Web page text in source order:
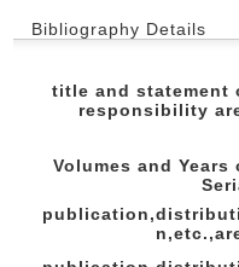
Bibliography Details
title and statement
responsibility
Volumes and Years